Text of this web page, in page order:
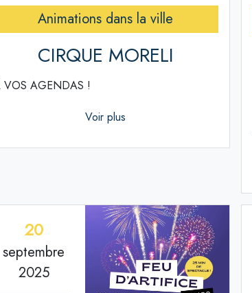
Animations dans la ville
CIRQUE MORELI
VOS AGENDAS !
Voir plus
20
septembre
2025